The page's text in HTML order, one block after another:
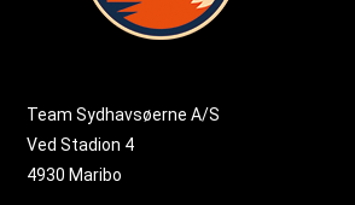
Team Sydhavsøerne A/S
Ved Stadion 4
4930 Maribo